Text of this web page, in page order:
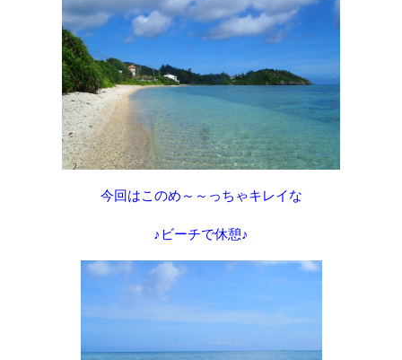
今回はこのめ～～っちゃキレイな
♪ビーチで休憩♪